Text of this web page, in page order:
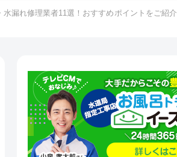
水漏れ修理業者11選！おすすめポイントをご紹介